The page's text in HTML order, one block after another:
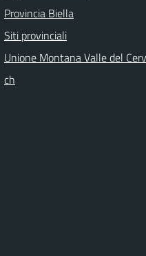
Provincia Biella
Siti provinciali
Unione Montana Valle del
ch